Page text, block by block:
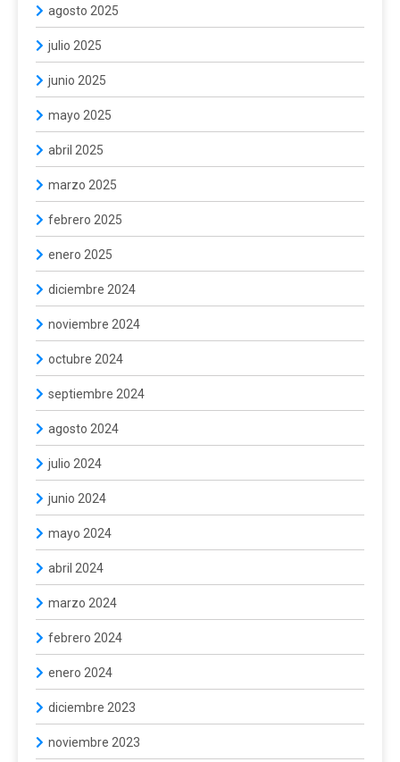
agosto 2025
julio 2025
junio 2025
mayo 2025
abril 2025
marzo 2025
febrero 2025
enero 2025
diciembre 2024
noviembre 2024
octubre 2024
septiembre 2024
agosto 2024
julio 2024
junio 2024
mayo 2024
abril 2024
marzo 2024
febrero 2024
enero 2024
diciembre 2023
noviembre 2023